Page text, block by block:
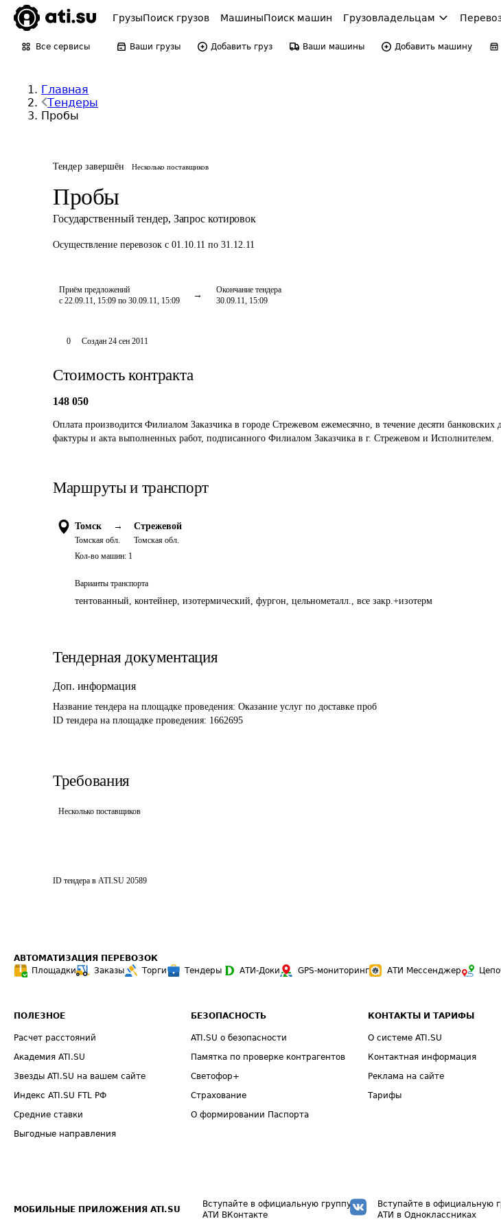
ГрузыПоиск грузов МашиныПоиск машин Грузовладельцам
Все сервисы Ваши грузы Добавить груз Ваши машины Добавить машину
Главная
Тендеры
Пробы
Тендер завершён Несколько поставщиков
Пробы
Государственный тендер, Запрос котировок
Осуществление перевозок с 01.10.11 по 31.12.11
Приём предложений
с 22.09.11, 15:09 по 30.09.11, 15:09
Окончание тендера
30.09.11, 15:09
0 Создан 24 сен 2011
Стоимость контракта
148 050
Оплата производится Филиалом Заказчика в городе Стрежевом ежемесячно, в течение десяти банковских
фактуры и акта выполненных работ, подписанного Филиалом Заказчика в г. Стрежевом и Исполнителем.
Маршруты и транспорт
Томск →
Томская обл.
Стрежевой
Томская обл.
Кол-во машин: 1
Варианты транспорта
тентованный, контейнер, изотермический, фургон, цельнометалл., все закр.+изотерм
Тендерная документация
Доп. информация
Название тендера на площадке проведения: Оказание услуг по доставке проб
ID тендера на площадке проведения: 1662695
Требования
Несколько поставщиков
ID тендера в ATI.SU 20589
АВТОМАТИЗАЦИЯ ПЕРЕВОЗОК
Площадки
Заказы Торги Тендеры АТИ-Доки GPS-мониторинг АТИ Мессенджер
ПОЛЕЗНОЕ
Расчет расстояний
Академия ATI.SU
Звезды ATI.SU на вашем сайте
Индекс ATI.SU FTL РФ
Средние ставки
Выгодные направления
БЕЗОПАСНОСТЬ
ATI.SU о безопасности
Памятка по проверке контрагентов
Светофор+
Страхование
О формировании Паспорта
КОНТАКТЫ И ТАРИФЫ
О системе ATI.SU
Контактная информация
Реклама на сайте
Тарифы
МОБИЛЬНЫЕ ПРИЛОЖЕНИЯ ATI.SU
Вступайте в официальную группу
АТИ ВКонтакте
Вступайте в официальную
АТИ в Одноклассниках